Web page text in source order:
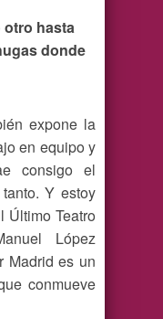
otro hasta
donde
expone la
en equipo y
consigo el
Y estoy
Último Teatro
López
Madrid es un
conmueve